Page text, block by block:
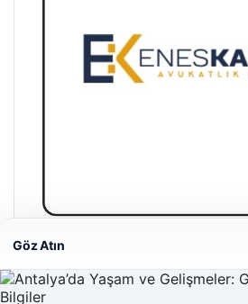
Enes Kaplan Avukatlık Bürosu
28/04/2026
Göz Atın